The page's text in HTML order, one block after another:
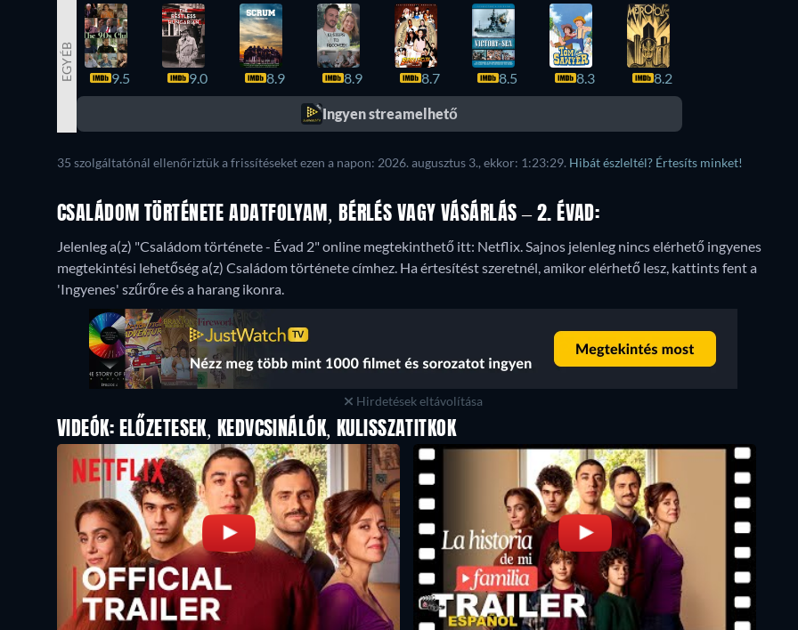
EGYÉB 9.5 9.0 8.9 8.9 8.7 8.5 8.3 8.2
Ingyen streamelhető
35 szolgáltatónál ellenőriztük a frissítéseket ezen a napon: 2026. augusztus 3., ekkor: 1:23:29. Hibát észleltél? Értesíts minket!
CSALÁDOM TÖRTÉNETE ADATFOLYAM, BÉRLÉS VAGY VÁSÁRLÁS – 2. ÉVAD:
Jelenleg a(z) "Családom története - Évad 2" online megtekinthető itt: Netflix.Sajnos jelenleg nincs elérhető ingyenes
megtekintési lehetőség a(z) Családom története címhez. Ha értesítést szeretnél, amikor elérhető lesz, kattints fent a
'Ingyenes' szűrőre és a harang ikonra.
Hirdetések eltávolítása
VIDEÓK: ELŐZETESEK, KEDVCSINÁLÓK, KULISSZATITKOK